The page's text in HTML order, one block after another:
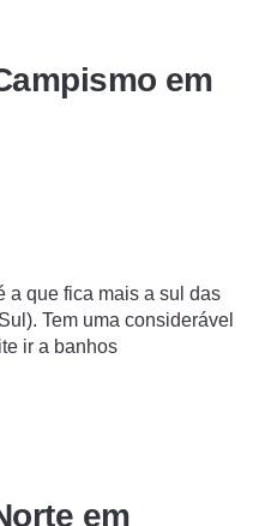
em
a que fica mais a sul das
Tem uma considerável
ir a banhos
em